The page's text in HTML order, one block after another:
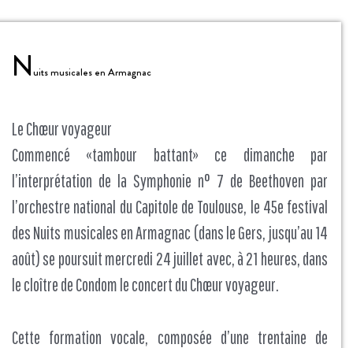
Nuits musicales en Armagnac
Le Chœur voyageur
Commencé «tambour battant» ce dimanche par
l’interprétation de la Symphonie n° 7 de Beethoven par
l’orchestre national du Capitole de Toulouse, le 45e festival
des Nuits musicales en Armagnac (dans le Gers, jusqu’au 14
août) se poursuit mercredi 24 juillet avec, à 21 heures, dans
le cloître de Condom le concert du Chœur voyageur.
Cette formation vocale, composée d’une trentaine de